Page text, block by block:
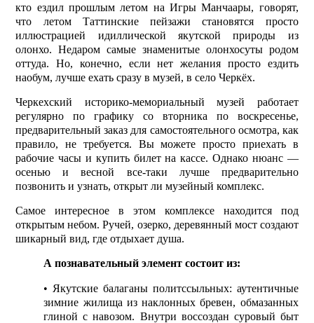
кто ездил прошлым летом на Игры Манчаары, говорят,
что летом Таттинские пейзажи становятся просто
иллюстрацией идиллической якутской природы из
олонхо. Недаром самые знаменитые олонхосуты родом
оттуда. Но, конечно, если нет желания просто ездить
наобум, лучше ехать сразу в музей, в село Черкёх.
Черкехский историко-мемориальный музей работает
регулярно по графику со вторника по воскресенье,
предварительный заказ для самостоятельного осмотра, как
правило, не требуется. Вы можете просто приехать в
рабочие часы и купить билет на кассе. Однако нюанс —
осенью и весной все-таки лучше предварительно
позвонить и узнать, открыт ли музейный комплекс.
Самое интересное в этом комплексе находится под
открытым небом. Ручей, озерко, деревянный мост создают
шикарный вид, где отдыхает душа.
А познавательный элемент состоит из:
• Якутские балаганы политссыльных: аутентичные
зимние жилища из наклонных бревен, обмазанных
глиной с навозом. Внутри воссоздан суровый быт